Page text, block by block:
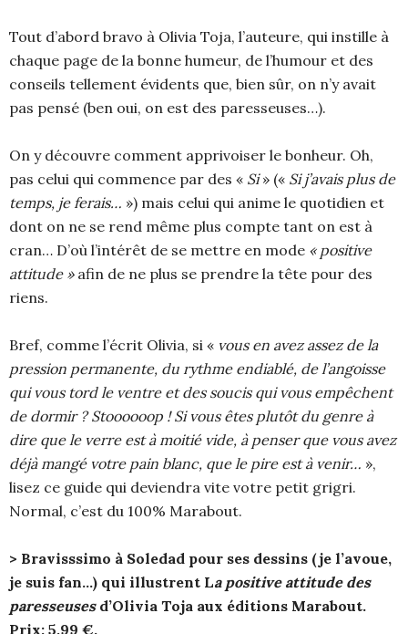
Tout d’abord bravo à Olivia Toja, l’auteure, qui instille à
chaque page de la bonne humeur, de l’humour et des
conseils tellement évidents que, bien sûr, on n’y avait
pas pensé (ben oui, on est des paresseuses…).
On y découvre comment apprivoiser le bonheur. Oh,
pas celui qui commence par des « Si» (« Si j’avais plus de
temps, je ferais… ») mais celui qui anime le quotidien et
dont on ne se rend même plus compte tant on est à
cran… D’où l’intérêt de se mettre en mode « positive
attitude » afin de ne plus se prendre la tête pour des
riens.
Bref, comme l’écrit Olivia, si « vous en avez assez de la
pression permanente, du rythme endiablé, de l’angoisse
qui vous tord le ventre et des soucis qui vous empêchent
de dormir ? Stoooooop ! Si vous êtes plutôt du genre à
dire que le verre est à moitié vide, à penser que vous avez
déjà mangé votre pain blanc, que le pire est à venir… »,
lisez ce guide qui deviendra vite votre petit grigri.
Normal, c’est du 100% Marabout.
> Bravisssimo à Soledad pour ses dessins (je l’avoue,
je suis fan…) qui illustrent La positive attitude des
paresseusesd’Olivia Toja aux éditions Marabout.
Prix: 5,99 €.